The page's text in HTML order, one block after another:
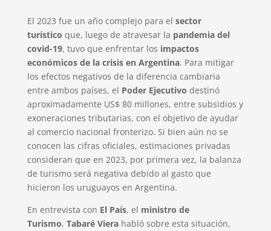
El 2023 fue un año complejo para el sector
turístico que, luego de atravesar la pandemia del
covid-19, tuvo que enfrentar los impactos
económicos de la crisis en Argentina. Para mitigar
los efectos negativos de la diferencia cambiaria
entre ambos países, el Poder Ejecutivo destinó
aproximadamente US$ 80 millones, entre subsidios y
exoneraciones tributarias, con el objetivo de ayudar
al comercio nacional fronterizo. Si bien aún no se
conocen las cifras oficiales, estimaciones privadas
consideran que en 2023, por primera vez, la balanza
de turismo será negativa debido al gasto que
hicieron los uruguayos en Argentina.
En entrevista con El País, el ministro de
Turismo, Tabaré Viera habló sobre esta situación,